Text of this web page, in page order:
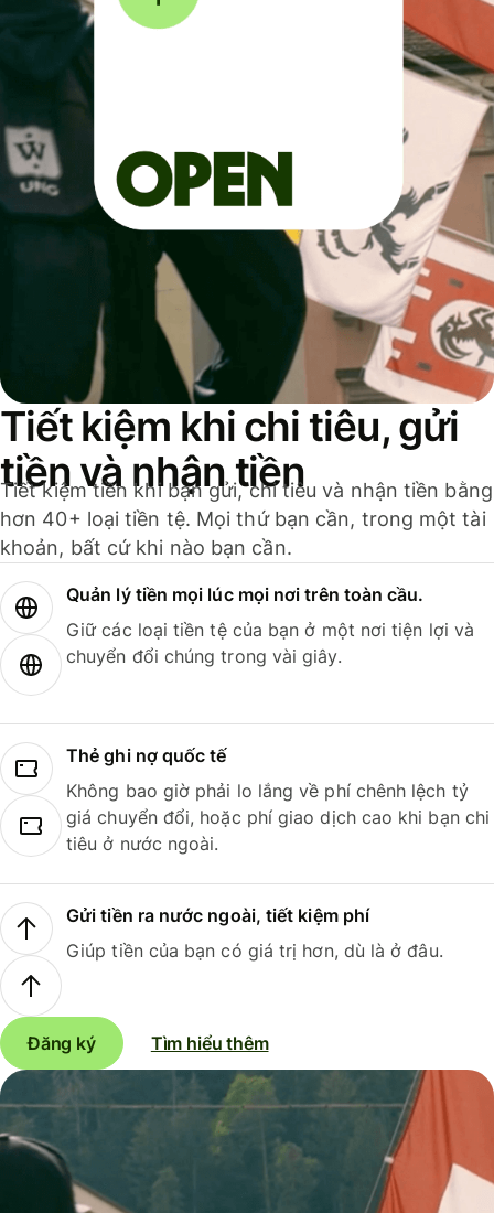
Tiết kiệm khi chi tiêu, gửi
tiền và nhận tiền
Tiết kiệm tiền khi bạn gửi, chi tiêu và nhận tiền bằng
hơn 40+ loại tiền tệ. Mọi thứ bạn cần, trong một tài
khoản, bất cứ khi nào bạn cần.
Quản lý tiền mọi lúc mọi nơi trên toàn cầu.
Giữ các loại tiền tệ của bạn ở một nơi tiện lợi và
chuyển đổi chúng trong vài giây.
Thẻ ghi nợ quốc tế
Không bao giờ phải lo lắng về phí chênh lệch tỷ
giá chuyển đổi, hoặc phí giao dịch cao khi bạn chi
tiêu ở nước ngoài.
Gửi tiền ra nước ngoài, tiết kiệm phí
Giúp tiền của bạn có giá trị hơn, dù là ở đâu.
Đăng ký Tìm hiểu thêm